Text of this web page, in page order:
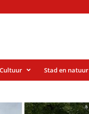
Cultuur Stad en natuur